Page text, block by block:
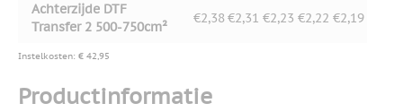
Achterzijde DTF
Transfer 2 500-750cm²
€2,38 €2,31 €2,23 €2,22 €2,19
Instelkosten: € 42,95
Productinformatie